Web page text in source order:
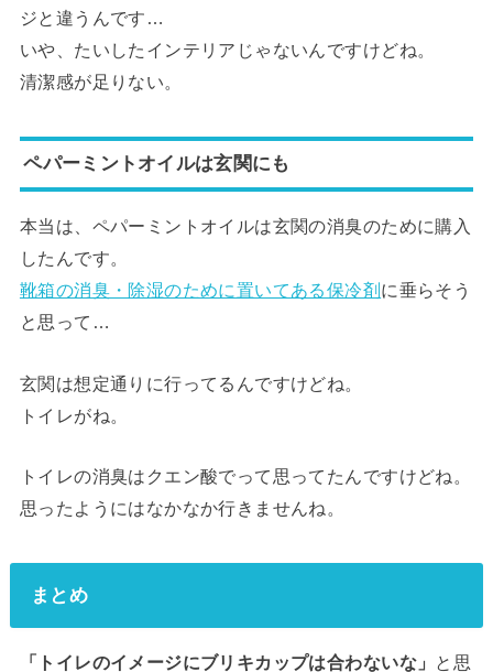
ジと違うんです…
いや、たいしたインテリアじゃないんですけどね。
清潔感が足りない。
ペパーミントオイルは玄関にも
本当は、ペパーミントオイルは玄関の消臭のために購入
したんです。
靴箱の消臭・除湿のために置いてある保冷剤に垂らそう
と思って…
玄関は想定通りに行ってるんですけどね。
トイレがね。
トイレの消臭はクエン酸でって思ってたんですけどね。
思ったようにはなかなか行きませんね。
まとめ
「トイレのイメージにブリキカップは合わないな」 と思